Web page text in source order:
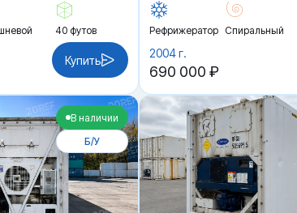
40 футов
Купить
Рефрижератор Спиральный
2004 г.
690 000 ₽
В наличии
Б/У